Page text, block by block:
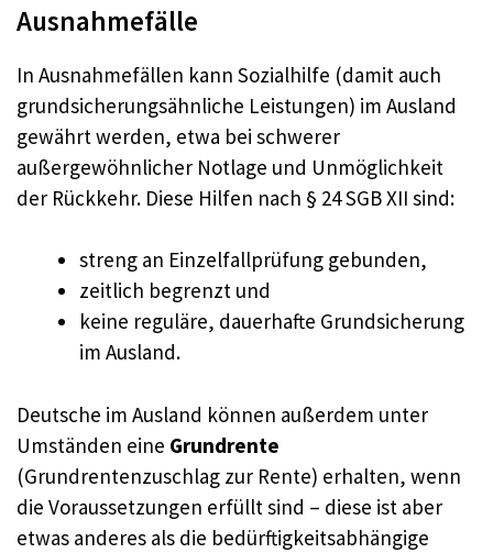
Ausnahmefälle
In Ausnahmefällen kann Sozialhilfe (damit auch
grundsicherungsähnliche Leistungen) im Ausland
gewährt werden, etwa bei schwerer
außergewöhnlicher Notlage und Unmöglichkeit
der Rückkehr. Diese Hilfen nach § 24 SGB XII sind:
streng an Einzelfallprüfung gebunden,
zeitlich begrenzt und
keine reguläre, dauerhafte Grundsicherung
im Ausland.
Deutsche im Ausland können außerdem unter
Umständen eine Grundrente
(Grundrentenzuschlag zur Rente) erhalten, wenn
die Voraussetzungen erfüllt sind – diese ist aber
etwas anderes als die bedürftigkeitsabhängige